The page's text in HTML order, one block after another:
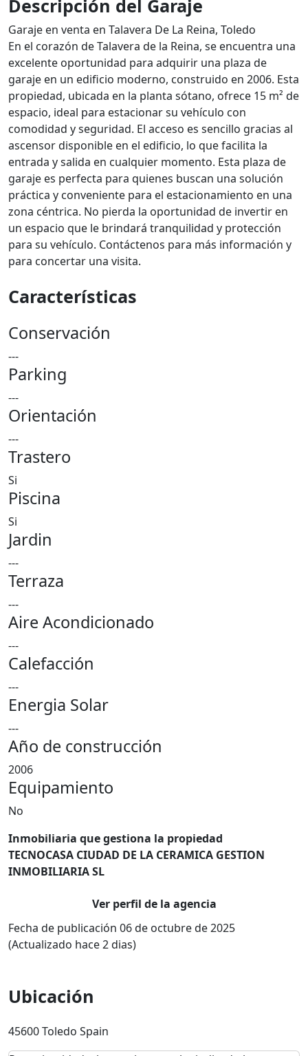
Descripción del Garaje
Garaje en venta en Talavera De La Reina, Toledo
En el corazón de Talavera de la Reina, se encuentra una
excelente oportunidad para adquirir una plaza de
garaje en un edificio moderno, construido en 2006. Esta
propiedad, ubicada en la planta sótano, ofrece 15 m² de
espacio, ideal para estacionar su vehículo con
comodidad y seguridad. El acceso es sencillo gracias al
ascensor disponible en el edificio, lo que facilita la
entrada y salida en cualquier momento. Esta plaza de
garaje es perfecta para quienes buscan una solución
práctica y conveniente para el estacionamiento en una
zona céntrica. No pierda la oportunidad de invertir en
un espacio que le brindará tranquilidad y protección
para su vehículo. Contáctenos para más información y
para concertar una visita.
Características
Conservación
---
Parking
---
Orientación
---
Trastero
Si
Piscina
Si
Jardin
---
Terraza
---
Aire Acondicionado
---
Calefacción
---
Energia Solar
---
Año de construcción
2006
Equipamiento
No
Inmobiliaria que gestiona la propiedad
TECNOCASA CIUDAD DE LA CERAMICA GESTION
INMOBILIARIA SL
Ver perfil de la agencia
Fecha de publicación 06 de octubre de 2025
(Actualizado hace 2 dias)
Ubicación
45600 Toledo Spain